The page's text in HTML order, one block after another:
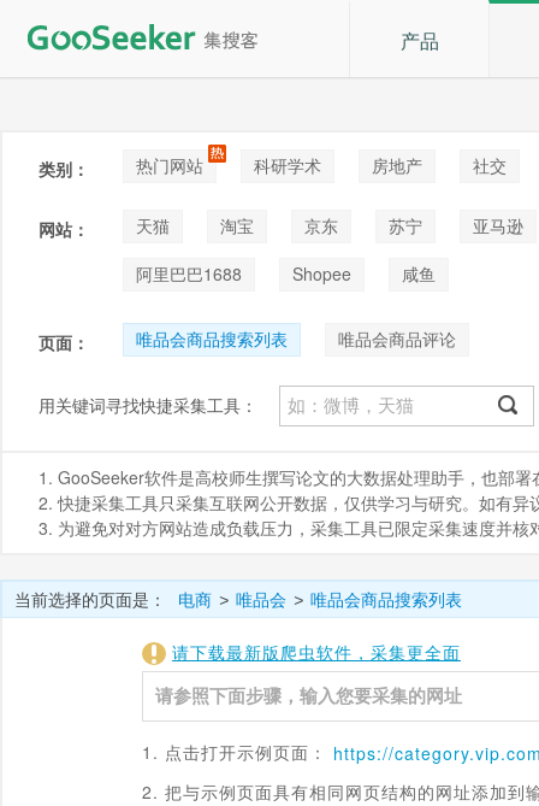
产品
类别： 热门网站 科研学术 房地产
社交
论坛贴吧
网站： 天猫 淘宝 京东 苏宁
亚马逊
阿里巴巴1688
Shopee 咸鱼
页面： 唯品会商品搜索列表 唯品会商品评论
用关键词寻找快捷采集工具：
1. GooSeeker软件是高校师生撰写论文的大数据处理助手，也部
2. 快捷采集工具只采集互联网公开数据，仅供学习与研究。如有
3. 为避免对对方网站造成负载压力，采集工具已限定采集速度并
当前选择的页面是： 电商 > 唯品会 > 唯品会商品搜索列表
请下载最新版爬虫软件，采集更全面
1. 点击打开示例页面： https://category.
2. 把与示例页面具有相同网页结构的网址添加到